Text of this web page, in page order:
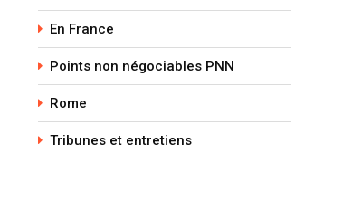
En France
Points non négociables PNN
Rome
Tribunes et entretiens